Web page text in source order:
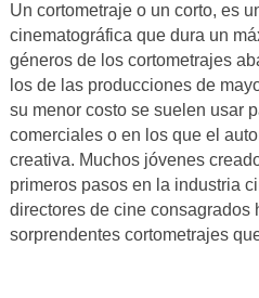
Un cortometraje o un corto, es
cinematográfica que dura un
géneros de los cortometrajes
los de las producciones de
su menor costo se suelen usar
comerciales o en los que el
creativa. Muchos jóvenes
primeros pasos en la industria
directores de cine consagrados
sorprendentes cortometrajes